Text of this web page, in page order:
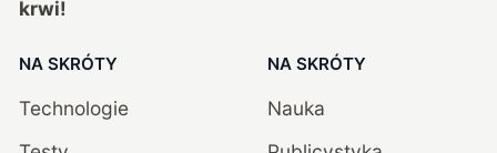
krwi!
NA SKRÓTY
Technologie
NA SKRÓTY
Nauka